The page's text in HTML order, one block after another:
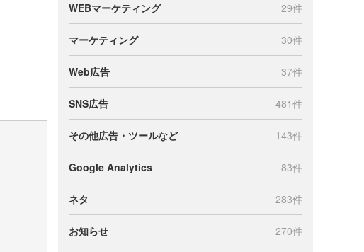
WEBマーケティング 29件
マーケティング 30件
Web広告 37件
SNS広告 481件
その他広告・ツールなど 143件
Google Analytics 83件
ネタ 283件
お知らせ 270件